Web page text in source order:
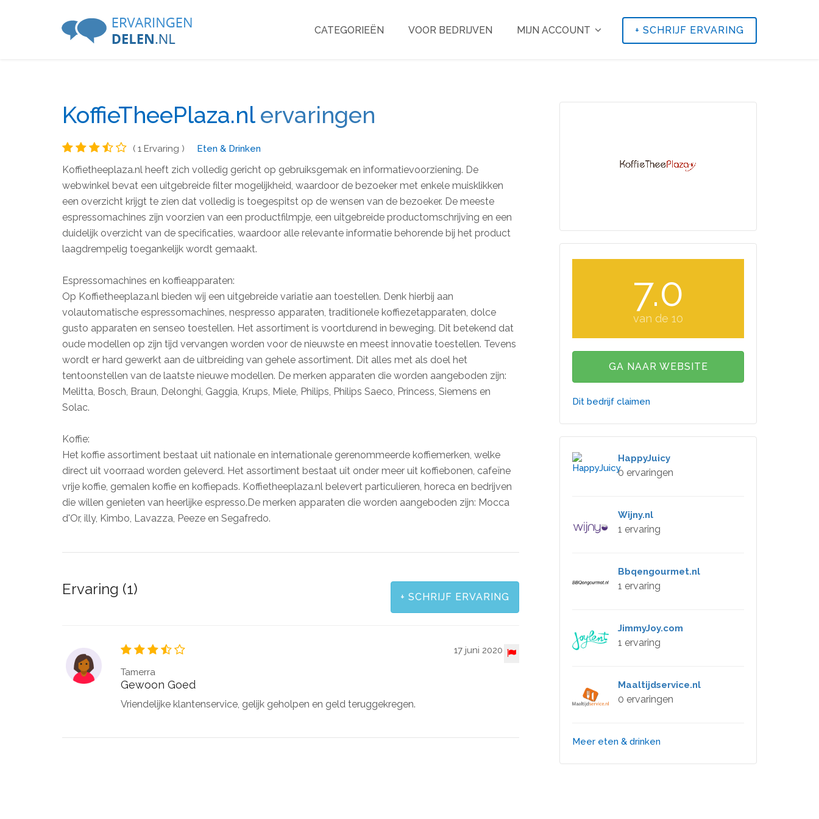
CATEGORIEËN VOOR BEDRIJVEN MIJN ACCOUNT + SCHRIJF ERVARING
KoffieTheePlaza.nlervaringen
( 1 Ervaring ) Eten & Drinken
Koffietheeplaza.nl heeft zich volledig gericht op gebruiksgemak en informatievoorziening. De
webwinkel bevat een uitgebreide filter mogelijkheid, waardoor de bezoeker met enkele muisklikken
een overzicht krijgt te zien dat volledig is toegespitst op de wensen van de bezoeker. De meeste
espressomachines zijn voorzien van een productfilmpje, een uitgebreide productomschrijving en een
duidelijk overzicht van de specificaties, waardoor alle relevante informatie behorende bij het product
laagdrempelig toegankelijk wordt gemaakt.
Espressomachines en koffieapparaten:
Op Koffietheeplaza.nl bieden wij een uitgebreide variatie aan toestellen. Denk hierbij aan
volautomatische espressomachines, nespresso apparaten, traditionele koffiezetapparaten, dolce
gusto apparaten en senseo toestellen. Het assortiment is voortdurend in beweging. Dit betekend dat
oude modellen op zijn tijd vervangen worden voor de nieuwste en meest innovatie toestellen. Tevens
wordt er hard gewerkt aan de uitbreiding van gehele assortiment. Dit alles met als doel het
tentoonstellen van de laatste nieuwe modellen. De merken apparaten die worden aangeboden zijn:
Melitta, Bosch, Braun, Delonghi, Gaggia, Krups, Miele, Philips, Philips Saeco, Princess, Siemens en
Solac.
Koffie:
Het koffie assortiment bestaat uit nationale en internationale gerenommeerde koffiemerken, welke
direct uit voorraad worden geleverd. Het assortiment bestaat uit onder meer uit koffiebonen, cafeïne
vrije koffie, gemalen koffie en koffiepads. Koffietheeplaza.nl belevert particulieren, horeca en bedrijven
die willen genieten van heerlijke espresso.De merken apparaten die worden aangeboden zijn: Mocca
d'Or, illy, Kimbo, Lavazza, Peeze en Segafredo.
+ SCHRIJF ERVARING
Ervaring (1)
17 juni 2020
Tamerra
Gewoon Goed
Vriendelijke klantenservice, gelijk geholpen en geld teruggekregen.
7.0
van de 10
GA NAAR WEBSITE
Dit bedrijf claimen
HappyJuicy
0 ervaringen
Wijny.nl
1 ervaring
Bbqengourmet.nl
1 ervaring
JimmyJoy.com
1 ervaring
Maaltijdservice.nl
0 ervaringen
Meer eten & drinken